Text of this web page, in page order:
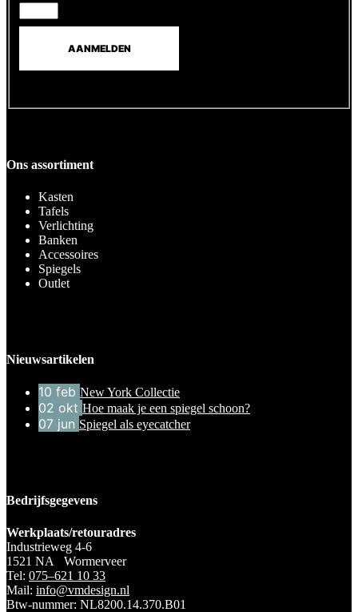
Ons assortiment
Kasten
Tafels
Verlichting
Banken
Accessoires
Spiegels
Outlet
Nieuwsartikelen
10 feb New York Collectie
02 okt Hoe maak je een spiegel schoon?
07 jun Spiegel als eyecatcher
Bedrijfsgegevens
Werkplaats/retouradres
Industrieweg 4-6
1521 NA Wormerveer
Tel: 075–621 10 33
Mail: info@vmdesign.nl
Btw-nummer: NL8200.14.370.B01